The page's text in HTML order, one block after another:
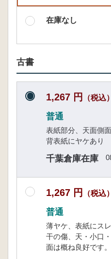
在庫なし
古書
1,267 円 （税込）
普通
表紙部分、天面側
背表紙にヤケあり
千葉倉庫在庫
1,267 円 （税込）
普通
薄ヤケ、表紙にス
干の傷、天・小口
面は概ね良好です。